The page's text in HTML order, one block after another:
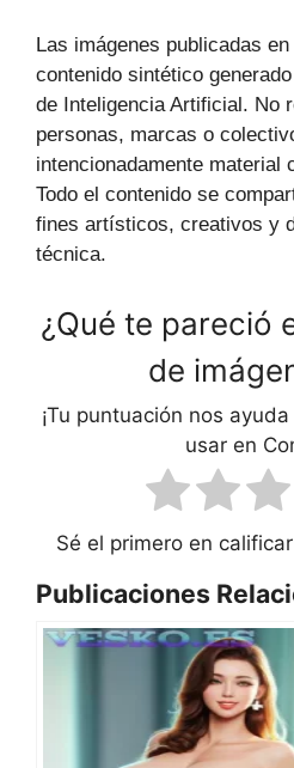
Las imágenes publicadas
contenido sintético
de Inteligencia Artificial. No
personas, marcas o
intencionadamente material
Todo el contenido se
fines artísticos, creativos y
técnica.
¿Qué te pareció
de
¡Tu puntuación nos
usar en
Sé el primero en
Publicaciones